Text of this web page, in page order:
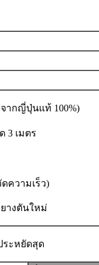
ากญี่ปุ่นแท้ 100%)
3 เมตร
ความเร็ว)
างตันใหม่
ระหยัดสุด